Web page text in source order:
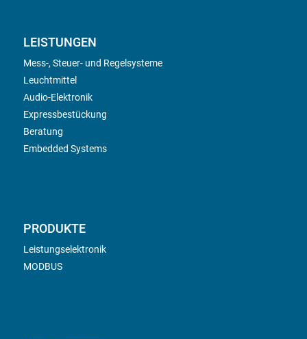
LEISTUNGEN
Mess-, Steuer- und Regelsysteme
Leuchtmittel
Audio-Elektronik
Expressbestückung
Beratung
Embedded Systems
PRODUKTE
Leistungselektronik
MODBUS